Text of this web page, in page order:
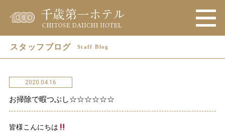
スタッフブログ Staff Blog
2020.04.16
お掃除で暇つぶし☆☆☆☆☆☆
皆様こんにちは